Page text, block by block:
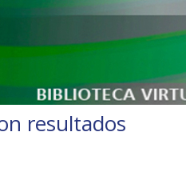
resultados